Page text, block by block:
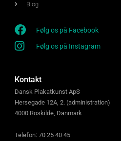
Blog
Følg os på Facebook
Følg os på Instagram
Kontakt
Dansk Plakatkunst ApS
Hersegade 12A, 2. (administration)
4000 Roskilde, Danmark
Telefon: 70 25 40 45